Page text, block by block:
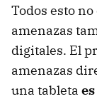
Todos esto
amenazas
digitales. El
amenazas
una tableta